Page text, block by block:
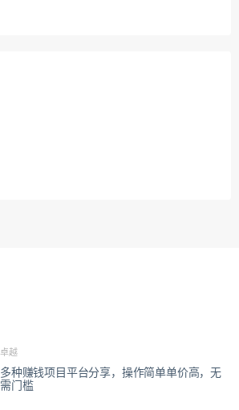
卓越
多种赚钱项目平台分享，操作简单单价高，无
需门槛